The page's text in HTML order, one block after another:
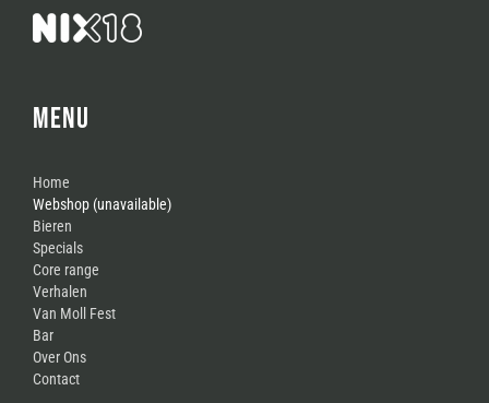
MENU
Home
Webshop (unavailable)
Bieren
Specials
Core range
Verhalen
Van Moll Fest
Bar
Over Ons
Contact